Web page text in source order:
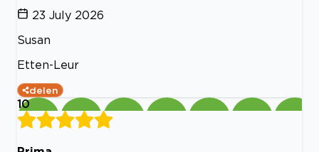
23 July 2026
Susan
Etten-Leur
delen
10